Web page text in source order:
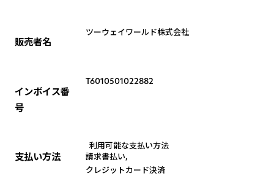
販売者名
ツーウェイワールド株式会社
インボイス番
号
T6010501022882
支払い方法
利用可能な支払い方法
請求書払い,
クレジットカード決済